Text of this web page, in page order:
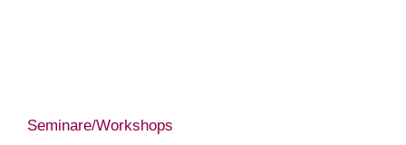
Seminare/Workshops